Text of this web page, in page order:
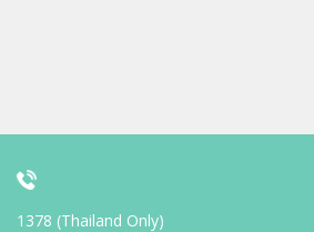
1378 (Thailand Only)